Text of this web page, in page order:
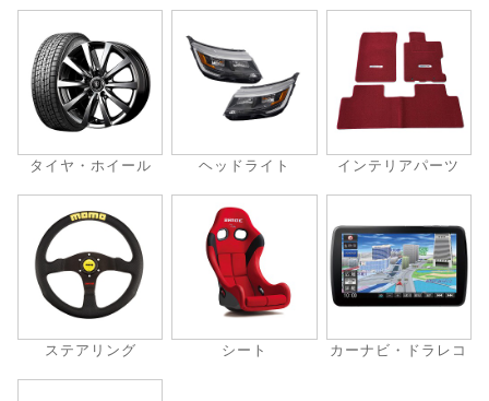
タイヤ・ホイール ヘッドライト インテリアパーツ
ステアリング シート カーナビ・ドラレコ